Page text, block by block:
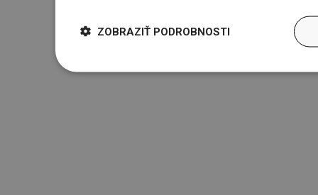
ZOBRAZIŤ PODROBNOSTI